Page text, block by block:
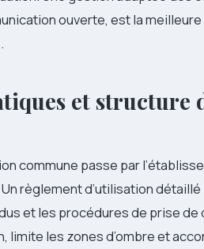
ouverte, est la
et structure
commune passe par
règlement d’utilisation
et les procédures de prise de
limite les zones d’ombre et